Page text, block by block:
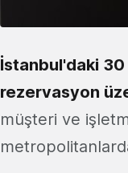
İstanbul'daki 30
rezervasyon
müşteri ve